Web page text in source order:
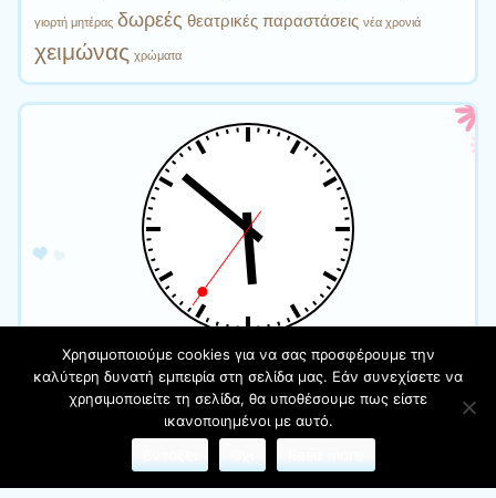
γιορτή μητέρας δωρεές θεατρικές παραστάσεις νέα χρονιά
χειμώνας χρώματα
Φιλοξενείται στο https://blogs.sch.gr| Θέμα:Cute Frames
Όροι χρήσης blogs.sch.gr|Δήλωση προσβασιμότητας
Χρησιμοποιούμε cookies για να σας προσφέρουμε την
καλύτερη δυνατή εμπειρία στη σελίδα μας. Εάν συνεχίσετε να
χρησιμοποιείτε τη σελίδα, θα υποθέσουμε πως είστε
ικανοποιημένοι με αυτό.